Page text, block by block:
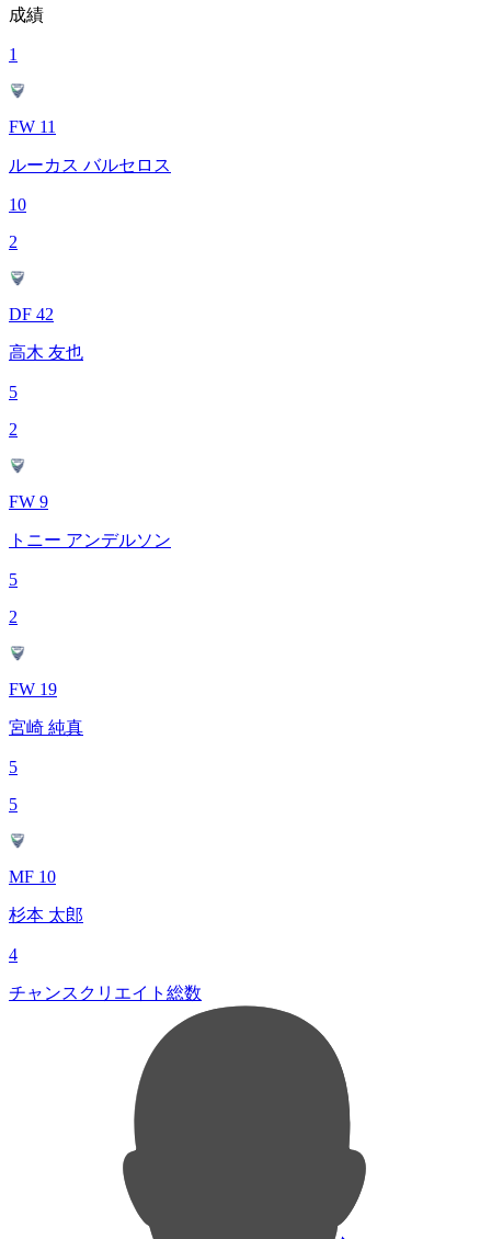
成績
1
FW 11
ルーカス バルセロス
10
2
DF 42
高木 友也
5
2
FW 9
トニー アンデルソン
5
2
FW 19
宮崎 純真
5
5
MF 10
杉本 太郎
4
チャンスクリエイト総数